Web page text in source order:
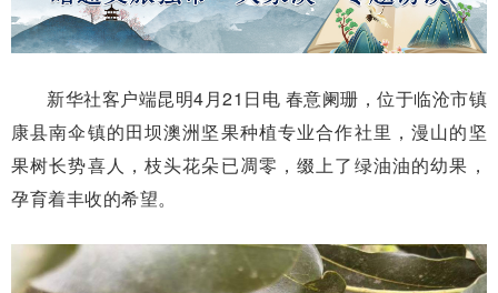
新华社客户端昆明4月21日电 春意阑珊，位于临沧市镇
康县南伞镇的田坝澳洲坚果种植专业合作社里，漫山的坚
果树长势喜人，枝头花朵已凋零，缀上了绿油油的幼果，
孕育着丰收的希望。